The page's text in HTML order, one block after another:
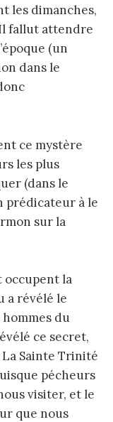
les dimanches,
fallut attendre
(un
dans le
ce mystère
les plus
(dans le
prédicateur à le
sur la
occupent la
a révélé le
hommes du
ce secret,
La Sainte Trinité
pécheurs
visiter, et le
que nous